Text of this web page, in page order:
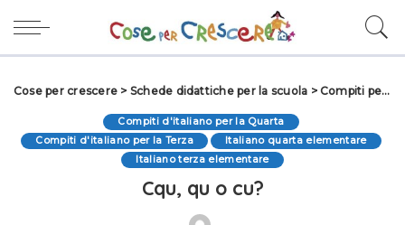
Cose per crescere > Schede didattiche per la scuola >Compiti per le vacanze
Compiti d'italiano per la Quarta
Compiti d'italiano per la Terza
Italiano quarta elementare
Italiano terza elementare
Cqu, qu o cu?